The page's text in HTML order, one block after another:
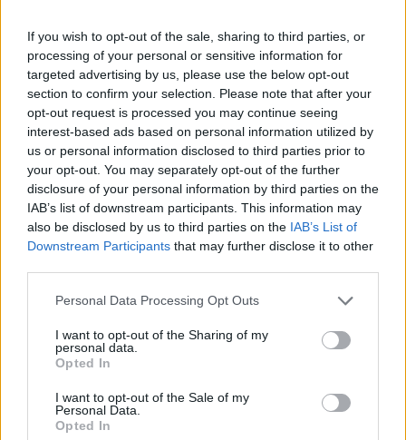
If you wish to opt-out of the sale, sharing to third parties, or
processing of your personal or sensitive information for
targeted advertising by us, please use the below opt-out
section to confirm your selection. Please note that after your
opt-out request is processed you may continue seeing
interest-based ads based on personal information utilized by
us or personal information disclosed to third parties prior to
your opt-out. You may separately opt-out of the further
disclosure of your personal information by third parties on the
IAB’s list of downstream participants. This information may
also be disclosed by us to third parties on the IAB’s List of
Downstream Participants that may further disclose it to other
Personal Data Processing Opt Outs
I want to opt-out of the Sharing of my
personal data.
Opted In
I want to opt-out of the Sale of my
Personal Data.
Opted In
Το Πουρνογίοφυρο - ένα τρίτοξο γεφύρι της
σημεία του μαιανδροειδούς σχήματός του, να